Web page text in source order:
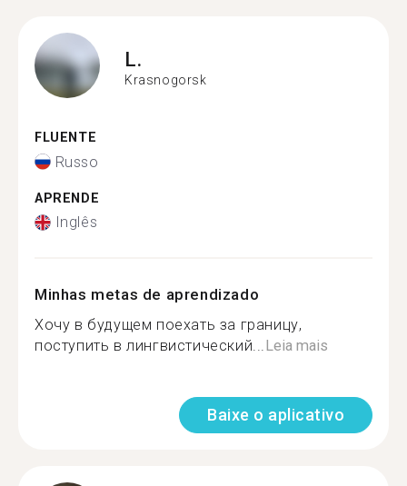
L.
Krasnogorsk
FLUENTE
Russo
APRENDE
Inglês
Minhas metas de aprendizado
Хочу в будущем поехать за границу,
поступить в лингвистический...Leia mais
Baixe o aplicativo